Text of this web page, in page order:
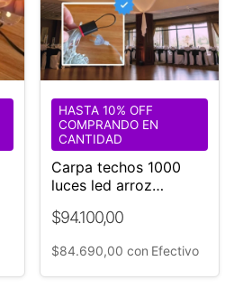
Carpa techos 1000
luces led arroz
$94.100,00
HASTA 10% OFF
COMPRANDO EN
CANTIDAD
$84.690,00 con Efectivo